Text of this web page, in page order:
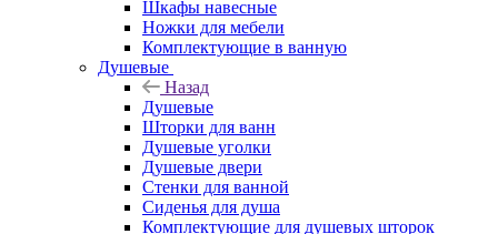
Шкафы навесные
Ножки для мебели
Комплектующие в ванную
Душевые
Назад
Душевые
Шторки для ванн
Душевые уголки
Душевые двери
Стенки для ванной
Сиденья для душа
Комплектующие для душевых шторок